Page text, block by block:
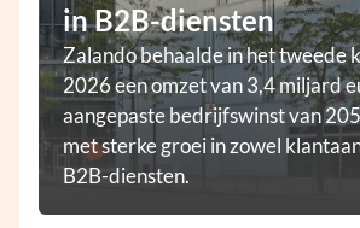
in B2B-diensten
Zalando behaalde in het tweede
2026 een omzet van 3,4 miljard
aangepaste bedrijfswinst van
met sterke groei in zowel
B2B-diensten.